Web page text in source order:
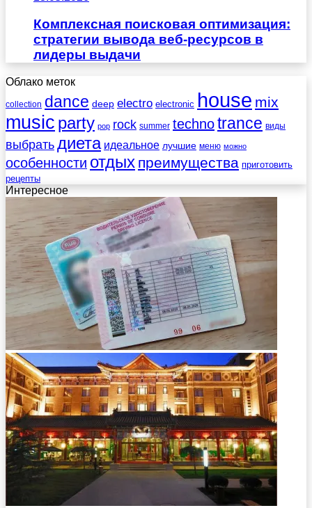
Комплексная поисковая оптимизация:
стратегии вывода веб-ресурсов в
лидеры выдачи
Облако меток
collection dance deep electro electronic house mix
music party pop rock summer technotrance виды
выбратьдиета идеальное лучшие меню можно
особенности отдых преимущества приготовить
рецепты
Интересное